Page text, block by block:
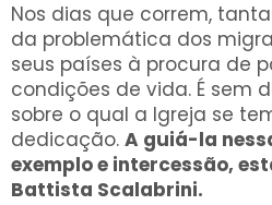
Nos dias que correm,
da problemática dos
seus países à procura de
condições de vida. É sem
sobre o qual a Igreja se
dedicação. A guiá-la
exemplo e intercessão,
Battista Scalabrini.